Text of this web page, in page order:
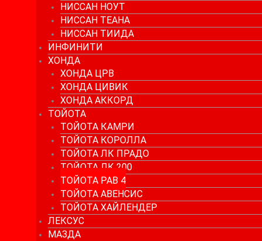
НИССАН НОУТ
НИССАН ТЕАНА
НИССАН ТИИДА
ИНФИНИТИ
ХОНДА
ХОНДА ЦРВ
ХОНДА ЦИВИК
ХОНДА АККОРД
ТОЙОТА
ТОЙОТА КАМРИ
ТОЙОТА КОРОЛЛА
ТОЙОТА ЛК ПРАДО
ТОЙОТА ЛК 200
ТОЙОТА РАВ 4
ТОЙОТА АВЕНСИС
ТОЙОТА ХАЙЛЕНДЕР
ЛЕКСУС
МАЗДА